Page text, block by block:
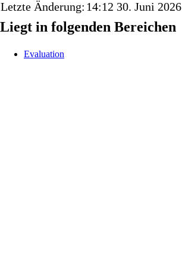
Letzte Änderung: 14:12 30. Juni 2026
Liegt in folgenden Bereichen
Evaluation